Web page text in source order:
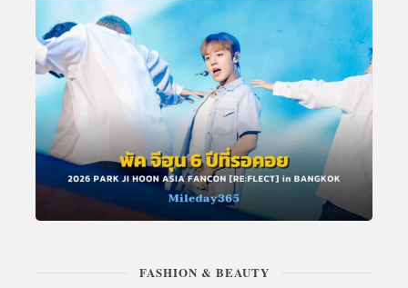
FASHION & BEAUTY